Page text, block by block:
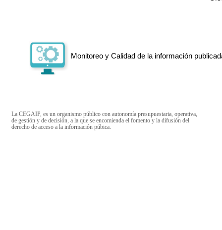
Monitoreo y Calidad de la información
La CEGAIP, es un organismo público con autonomía presupuestaria, operativa,
de gestión y de decisión, a la que se encomienda el fomento y la difusión del
derecho de acceso a la información púbica.